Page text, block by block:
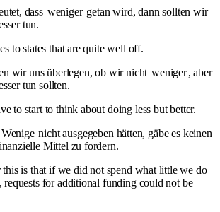
dass weniger getan wird, dann sollten wir
tun.
to states that are quite well off.
wir uns überlegen, ob wir nicht weniger, aber
tun sollten.
to start to think about doing less but better.
Wenige nicht ausgegeben hätten, gäbe es keinen
Mittel zu fordern.
this is that if we did not spend what little we do
requests for additional funding could not be